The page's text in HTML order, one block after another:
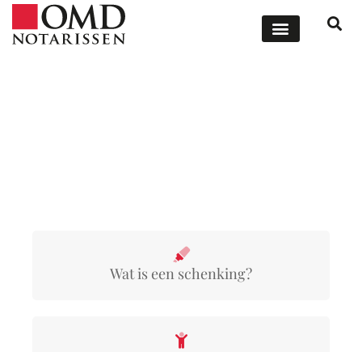
Wat is een schenking?